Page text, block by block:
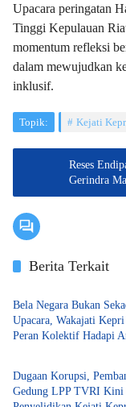
Upacara peringatan
Tinggi Kepulauan
momentum refleksi
dalam mewujudkan
inklusif.
Topik: Kejati
Reses
Gerindra
Berita Terkait
Suara Kepri
Bela Negara Bukan
Upacara, Wakajati Kepri
Peran Kolektif Hadapi
Tanjungpinang
Dugaan Korupsi,
Gedung LPP TVRI Kini